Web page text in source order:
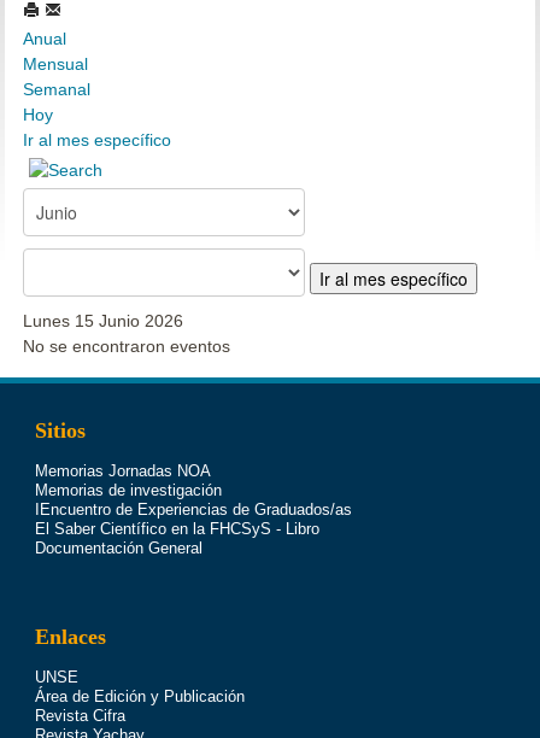
Anual
Mensual
Semanal
Hoy
Ir al mes específico
Ir al mes específico
Lunes 15 Junio 2026
No se encontraron eventos
Sitios
Memorias Jornadas NOA
Memorias de investigación
IEncuentro de Experiencias de Graduados/as
El Saber Científico en la FHCSyS - Libro
Documentación General
Enlaces
UNSE
Área de Edición y Publicación
Revista Cifra